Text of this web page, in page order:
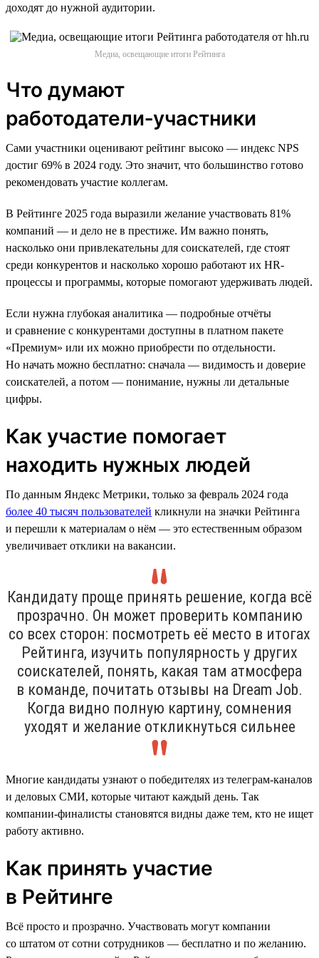
доходят до нужной аудитории.
Медиа, освещающие итоги Рейтинга
Что думают
работодатели‑участники
Сами участники оценивают рейтинг высоко — индекс NPS
достиг 69% в 2024 году. Это значит, что большинство готово
рекомендовать участие коллегам.
В Рейтинге 2025 года выразили желание участвовать 81%
компаний — и дело не в престиже. Им важно понять,
насколько они привлекательны для соискателей, где стоят
среди конкурентов и насколько хорошо работают их HR-
процессы и программы, которые помогают удерживать людей.
Если нужна глубокая аналитика — подробные отчёты
и сравнение с конкурентами доступны в платном пакете
«Премиум» или их можно приобрести по отдельности.
Но начать можно бесплатно: сначала — видимость и доверие
соискателей, а потом — понимание, нужны ли детальные
цифры.
Как участие помогает
находить нужных людей
По данным Яндекс Метрики, только за февраль 2024 года
более 40 тысяч пользователей кликнули на значки Рейтинга
и перешли к материалам о нём — это естественным образом
увеличивает отклики на вакансии.
Кандидату проще принять решение, когда всё
прозрачно. Он может проверить компанию
со всех сторон: посмотреть её место в итогах
Рейтинга, изучить популярность у других
соискателей, понять, какая там атмосфера
в команде, почитать отзывы на Dream Job.
Когда видно полную картину, сомнения
уходят и желание откликнуться сильнее
Многие кандидаты узнают о победителях из телеграм-каналов
и деловых СМИ, которые читают каждый день. Так
компании-финалисты становятся видны даже тем, кто не ищет
работу активно.
Как принять участие
в Рейтинге
Всё просто и прозрачно. Участвовать могут компании
со штатом от сотни сотрудников — бесплатно и по желанию.